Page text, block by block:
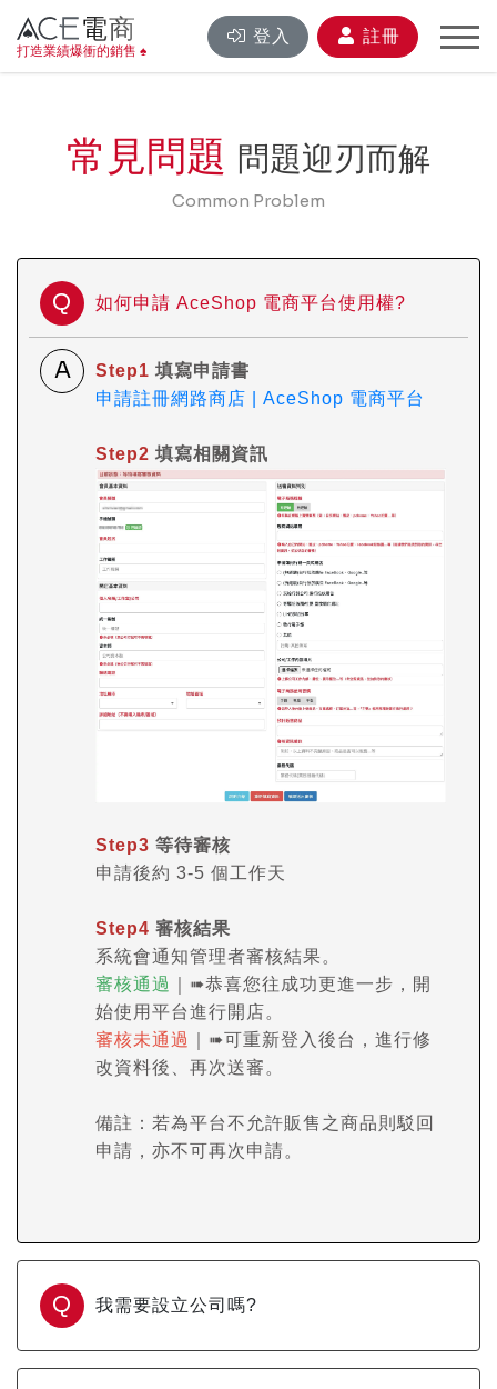
電商
打造業績爆衝的銷售 ♠
登入 註冊
常見問題 問題迎刃而解
Common Problem
Q 如何申請 AceShop 電商平台使用權?
A Step1 填寫申請書
申請註冊網路商店 | AceShop 電商平台
Step2 填寫相關資訊
Step3 等待審核
申請後約 3-5 個工作天
Step4 審核結果
系統會通知管理者審核結果。
審核通過
｜➠恭喜您往成功更進一步，開
始使用平台進行開店。
審核未通過
｜➠可重新登入後台，進行修
改資料後、再次送審。
備註：若為平台不允許販售之商品則駁回
申請，亦不可再次申請。
Q 我需要設立公司嗎?